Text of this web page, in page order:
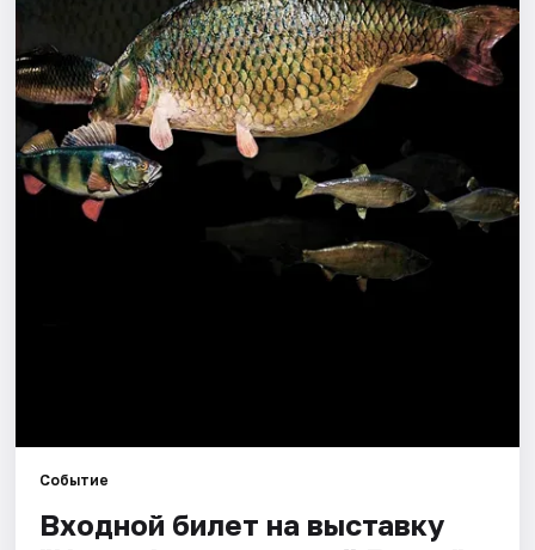
Города
Площадки
Артисты
Событие
Входной билет на выставку